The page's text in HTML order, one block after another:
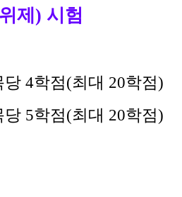
제) 시험
4학점(최대 20학점)
5학점(최대 20학점)